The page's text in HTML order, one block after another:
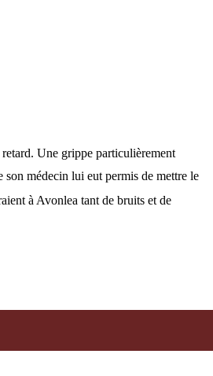
Une grippe particulièrement
son médecin lui eut permis de mettre le
à Avonlea tant de bruits et de